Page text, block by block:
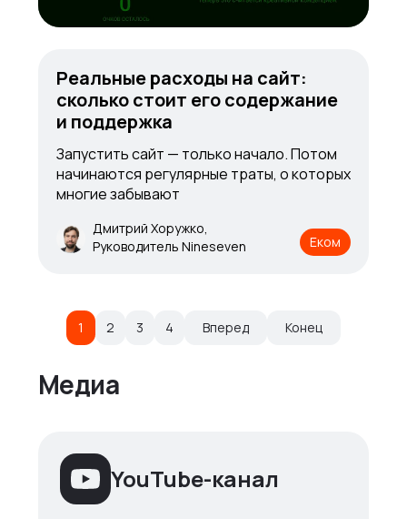
Реальные расходы на сайт:
сколько стоит его содержание
и поддержка
Запустить сайт — только начало. Потом
начинаются регулярные траты, о которых
многие забывают
Дмитрий Хоружко,
Руководитель Nineseven
Еком
1 2 3 4 Вперед Конец
Медиа
YouTube-канал